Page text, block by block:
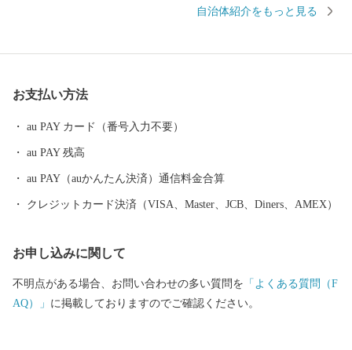
ている小村神社には国宝指定の「金銅荘環頭太刀」を保管してお
和紙の生産する世界一薄い和紙など、この村にしかないものも多
豊かな自然と活気ある村の雰囲気を体験しに、日高村へお越しく
ださい。
自治体紹介をもっと見る
お支払い方法
au PAY カード（番号入力不要）
au PAY 残高
au PAY（auかんたん決済）通信料金合算
クレジットカード決済（VISA、Master、JCB、Diners、AMEX）
お申し込みに関して
不明点がある場合、お問い合わせの多い質問を 「よくある質問（F
AQ）」 に掲載しておりますのでご確認ください。